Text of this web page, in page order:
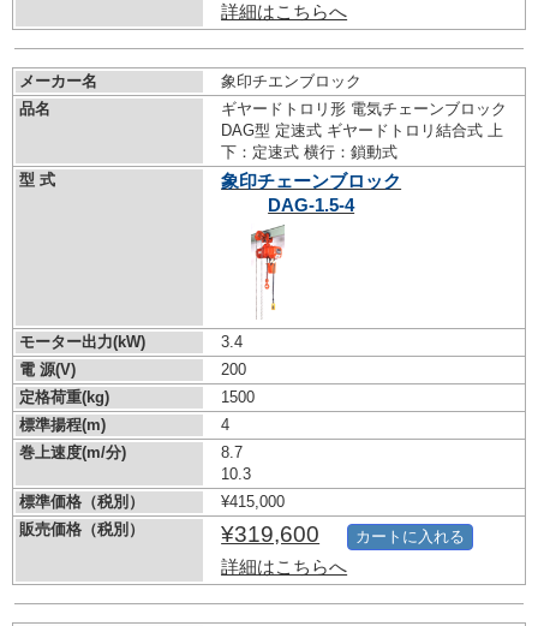
詳細はこちらへ
メーカー名
象印チエンブロック
品名
ギヤードトロリ形 電気チェーンブロック
DAG型 定速式 ギヤードトロリ結合式 上
下：定速式 横行：鎖動式
型 式
象印チェーンブロック
DAG-1.5-4
モーター出力(kW)
3.4
電 源(V)
200
定格荷重(kg)
1500
標準揚程(m)
4
巻上速度(m/分)
8.7
10.3
標準価格（税別）
¥415,000
販売価格（税別）
¥319,600
詳細はこちらへ
カートに入れる